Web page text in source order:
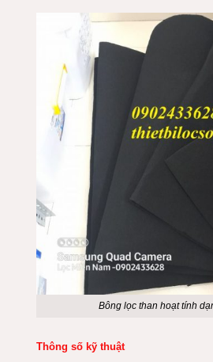
Bông lọc than hoạt tính
Thông số kỹ thuật